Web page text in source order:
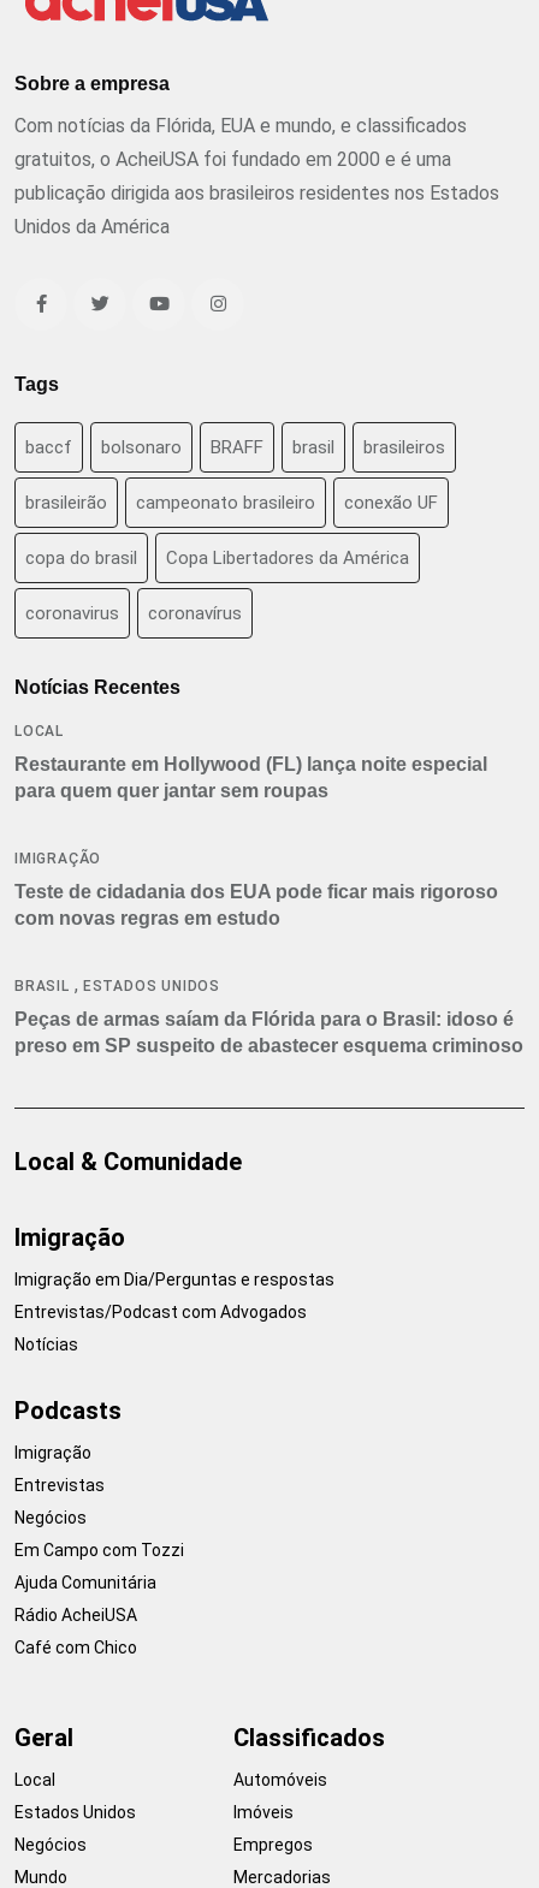
Sobre a empresa
Com notícias da Flórida, EUA e mundo, e classificados
gratuitos, o AcheiUSA foi fundado em 2000 e é uma
publicação dirigida aos brasileiros residentes nos Estados
Unidos da América
Tags
baccf bolsonaro BRAFF brasil brasileiros
brasileirão campeonato brasileiro conexão UF
copa do brasil Copa Libertadores da América
coronavirus coronavírus
Notícias Recentes
LOCAL
Restaurante em Hollywood (FL) lança noite especial
para quem quer jantar sem roupas
IMIGRAÇÃO
Teste de cidadania dos EUA pode ficar mais rigoroso
com novas regras em estudo
BRASIL , ESTADOS UNIDOS
Peças de armas saíam da Flórida para o Brasil: idoso é
preso em SP suspeito de abastecer esquema criminoso
Local & Comunidade
Imigração
Imigração em Dia/Perguntas e respostas
Entrevistas/Podcast com Advogados
Notícias
Podcasts
Imigração
Entrevistas
Negócios
Em Campo com Tozzi
Ajuda Comunitária
Rádio AcheiUSA
Café com Chico
Geral
Local
Estados Unidos
Negócios
Mundo
Classificados
Automóveis
Imóveis
Empregos
Mercadorias